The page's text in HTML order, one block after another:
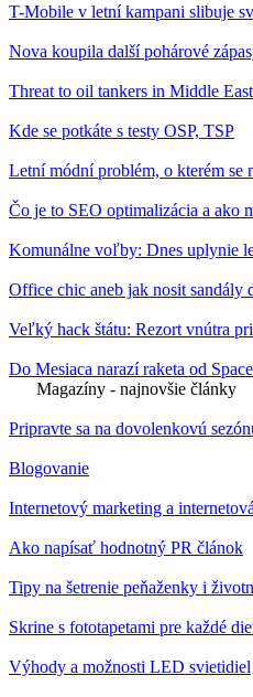
T-Mobile v letní kampani slibuje
Nova koupila další pohárové
Threat to oil tankers in Middle
Kde se potkáte s testy OSP, TSP
Letní módní problém, o kterém se
Čo je to SEO optimalizácia a ako
Komunálne voľby: Dnes uplynie
Office chic aneb jak nosit sandály
Veľký hack štátu: Rezort vnútra
Do Mesiaca narazí raketa od
Magazíny - najnovšie články
Pripravte sa na dovolenkovú
Blogovanie
Internetový marketing a
Ako napísať hodnotný PR článok
Tipy na šetrenie peňaženky i
Skrine s fototapetami pre každé
Výhody a možnosti LED svietidiel